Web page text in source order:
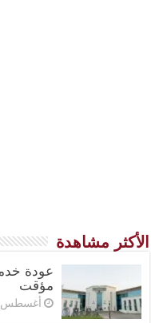
الأكثر مشاهدة
مؤقت
أغسطس 6, 2026